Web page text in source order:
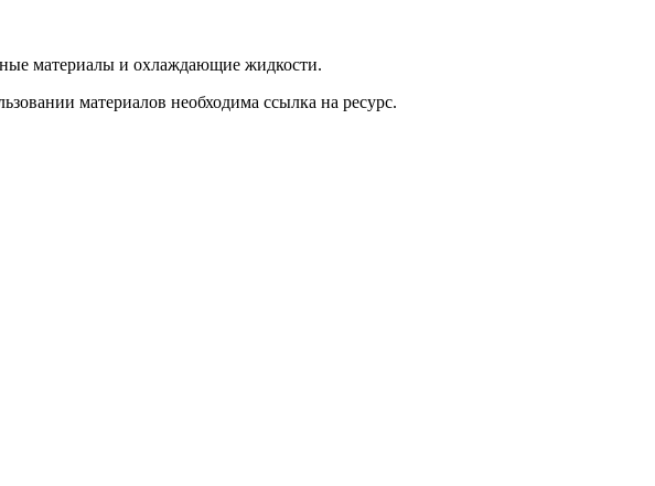
материалы и охлаждающие жидкости.
материалов необходима ссылка на ресурс.